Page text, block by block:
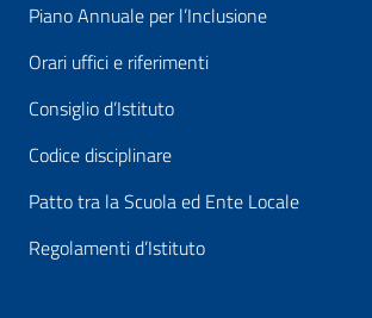
Piano Annuale per l’Inclusione
Orari uffici e riferimenti
Consiglio d’Istituto
Codice disciplinare
Patto tra la Scuola ed Ente Locale
Regolamenti d’Istituto